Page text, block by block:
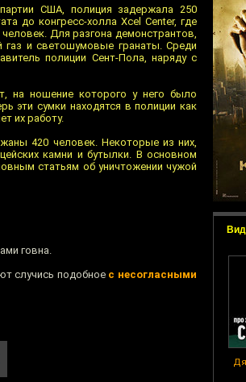
США, полиция задержала 250
до конгресс-холла Xcel Center, где
Для разгона демонстрантов,
и светошумовые гранаты. Среди
полиции Сент-Пола, наряду с
на ношение которого у него было
эти сумки находятся в полиции как
их работу.
420 человек. Некоторые из них,
камни и бутылки. В основном
статьям об уничтожении чужой
говна.
случись подобное с несогласными